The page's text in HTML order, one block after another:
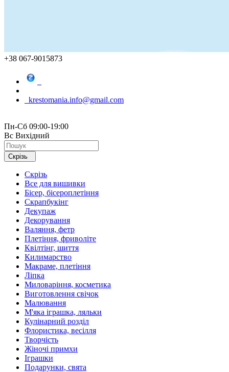
+38 067-9015873
krestomania.info@gmail.com
Пн-Сб 09:00-19:00
Вс Вихідний
Скрізь
Скрізь
Все для вишивки
Бісер, бісероплетіння
Скрапбукінг
Декупаж
Декорування
Валяння, фетр
Плетіння, фриволіте
Квілтінг, шиття
Килимарство
Макраме, плетіння
Ліпка
Миловаріння, косметика
Виготовлення свічок
Малювання
М'яка іграшка, ляльки
Кулінарний розділ
Флористика, весілля
Творчість
Жіночі примхи
Іграшки
Подарунки, свята